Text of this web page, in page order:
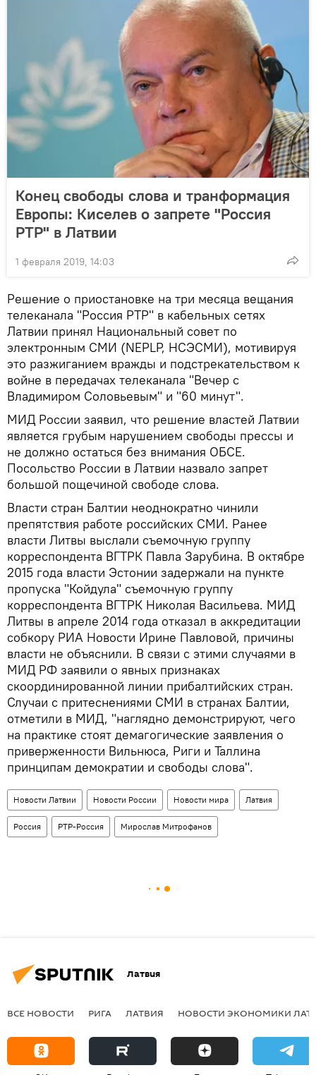
Конец свободы слова и транформация
Европы: Киселев о запрете "Россия
РТР" в Латвии
1 февраля 2019, 14:03
Решение о приостановке на три месяца вещания
телеканала "Россия РТР" в кабельных сетях
Латвии принял Национальный совет по
электронным СМИ (NEPLP, НСЭСМИ), мотивируя
это разжиганием вражды и подстрекательством к
войне в передачах телеканала "Вечер с
Владимиром Соловьевым" и "60 минут".
МИД России заявил, что решение властей Латвии
является грубым нарушением свободы прессы и
не должно остаться без внимания ОБСЕ.
Посольство России в Латвии назвало запрет
большой пощечиной свободе слова.
Власти стран Балтии неоднократно чинили
препятствия работе российских СМИ. Ранее
власти Литвы выслали съемочную группу
корреспондента ВГТРК Павла Зарубина. В октябре
2015 года власти Эстонии задержали на пункте
пропуска "Койдула" съемочную группу
корреспондента ВГТРК Николая Васильева. МИД
Литвы в апреле 2014 года отказал в аккредитации
собкору РИА Новости Ирине Павловой, причины
власти не объяснили. В связи с этими случаями в
МИД РФ заявили о явных признаках
скоординированной линии прибалтийских стран.
Случаи с притеснениями СМИ в странах Балтии,
отметили в МИД, "наглядно демонстрируют, чего
на практике стоят демагогические заявления о
приверженности Вильнюса, Риги и Таллина
принципам демократии и свободы слова".
Новости Латвии Новости России Новости мира Латвия
Россия РТР-Россия Мирослав Митрофанов
Латвия
ВСЕ НОВОСТИ РИГА ЛАТВИЯ НОВОСТИ ЭКОНОМИКИ